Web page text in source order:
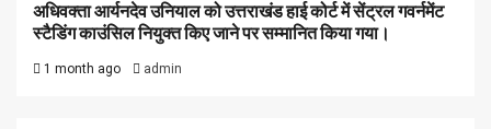
अधिवक्ता आर्यनदेव उनियाल को उत्तराखंड हाई कोर्ट में सेंट्रल गवर्नमेंट
स्टैडिंग काउंसिल नियुक्त किए जाने पर सम्मानित किया गया।
1 month ago admin